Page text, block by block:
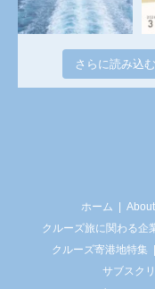
さらに読み込む
ホーム
クルーズ旅に関わる企
クルーズ寄港地特集
サブスク